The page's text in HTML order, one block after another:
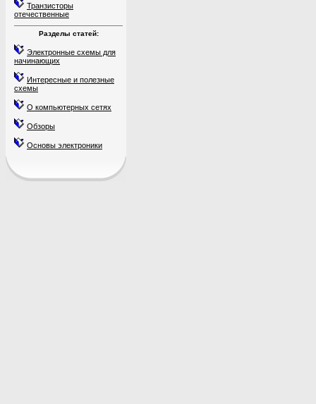
Транзисторы
отечественные
Разделы статей:
Электронные схемы для
начинающих
Интересные и полезные
схемы
О компьютерных сетях
Обзоры
Основы электроники